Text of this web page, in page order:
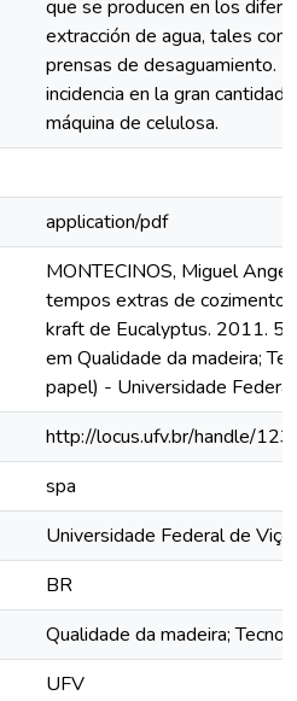
que se producen en los
extracción de agua, tales
prensas de desaguamiento.
incidencia en la gran
máquina de celulosa.
application/pdf
MONTECINOS, Miguel
tempos extras de cozimento
kraft de Eucalyptus. 2011.
em Qualidade da madeira;
papel) - Universidade
http://locus.ufv.br/handle/
spa
Universidade Federal de
BR
Qualidade da madeira;
UFV